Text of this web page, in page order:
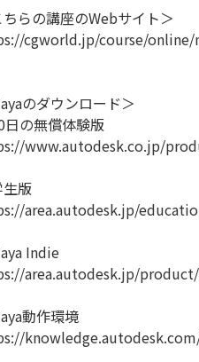
ちらの講座のWebサイト＞
cgworld.jp/course/online/
のダウンロード＞
の無償体験版
www.autodesk.co.jp/
版
area.autodesk.jp/
Indie
area.autodesk.jp/
動作環境